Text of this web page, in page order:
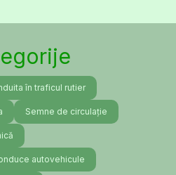
în traficul rutier
Semne de circulație
autovehicule